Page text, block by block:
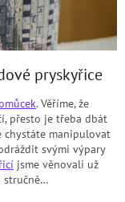
pryskyřice
. Věříme, že
přesto je třeba dbát
chystáte manipulovat
svými výpary
jsme věnovali už
stručně…